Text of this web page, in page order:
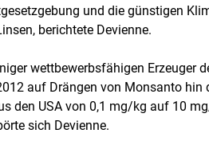
und die günstigen
berichtete Devienne.
wettbewerbsfähigen Erzeuger
auf Drängen von Monsanto hin
den USA von 0,1 mg/kg auf 10
sich Devienne.